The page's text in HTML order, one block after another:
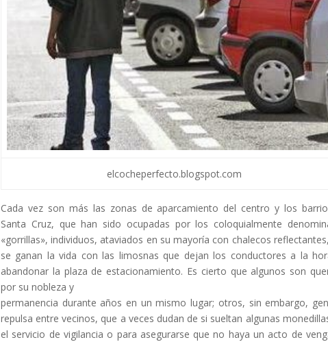
elcocheperfecto.blogspot.com
Cada vez son más las zonas de aparcamiento del centro y los
Santa Cruz, que han sido ocupadas por los coloquialmente
«gorrillas», individuos, ataviados en su mayoría con chalecos
se ganan la vida con las limosnas que dejan los conductores a la
abandonar la plaza de estacionamiento. Es cierto que algunos son
por su nobleza y
permanencia durante años en un mismo lugar; otros, sin embargo,
repulsa entre vecinos, que a veces dudan de si sueltan algunas
el servicio de vigilancia o para asegurarse que no haya un acto de